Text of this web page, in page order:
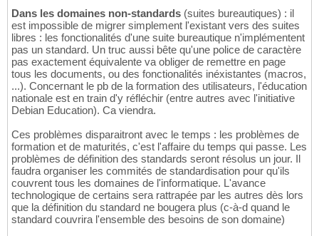
Dans les domaines non-standards (suites bureautiques) : il
est impossible de migrer simplement l'existant vers des suites
libres : les fonctionalités d'une suite bureautique n'implémentent
pas un standard. Un truc aussi bête qu'une police de caractère
pas exactement équivalente va obliger de remettre en page
tous les documents, ou des fonctionalités inéxistantes (macros,
...). Concernant le pb de la formation des utilisateurs, l'éducation
nationale est en train d'y réfléchir (entre autres avec l'initiative
Debian Education). Ca viendra.
Ces problèmes disparaitront avec le temps : les problèmes de
formation et de maturités, c'est l'affaire du temps qui passe. Les
problèmes de définition des standards seront résolus un jour. Il
faudra organiser les commités de standardisation pour qu'ils
couvrent tous les domaines de l'informatique. L'avance
technologique de certains sera rattrapée par les autres dès lors
que la définition du standard ne bougera plus (c-à-d quand le
standard couvrira l'ensemble des besoins de son domaine)